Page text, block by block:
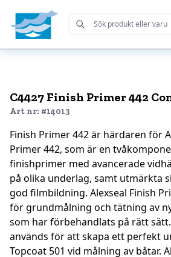
Home Submit Search
C4427 Finish Primer 442
Art nr: #14013
Finish Primer 442 är härdaren för
Primer 442, som är en
finishprimer med avancerade
på olika underlag, samt utmärkta
god filmbildning. Alexseal Finish
för grundmålning och tätning av
som har förbehandlats på rätt
används för att skapa ett perfekt
Topcoat 501 vid målning av båtar.